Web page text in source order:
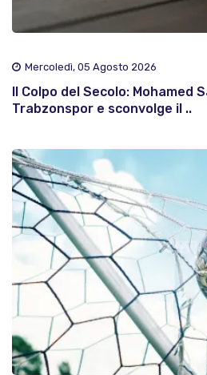
Mercoledì, 05 Agosto 2026
Il Colpo del Secolo: Mohamed
Trabzonspor e sconvolge il ..